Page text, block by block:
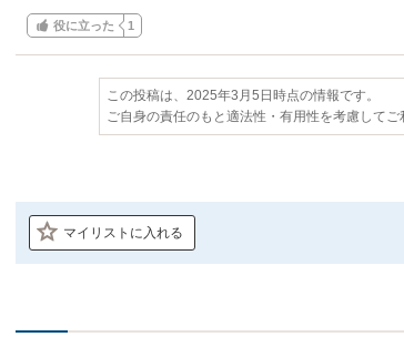
役に立った 1
この投稿は、2025年3月5日時点の情報です。
ご自身の責任のもと適法性・有用性を考慮して
マイリストに入れる